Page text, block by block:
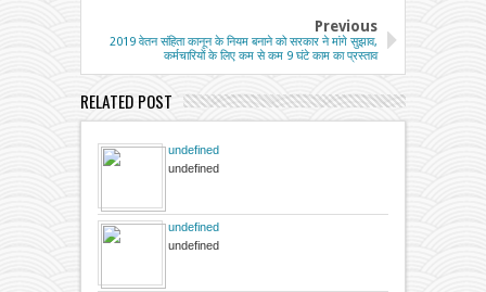
Previous
2019 वेतन संहिता कानून के नियम बनाने को सरकार ने मांगे सुझाव,
कर्मचारियों के लिए कम से कम 9 घंटे काम का प्रस्ताव
RELATED POST
undefined
undefined
undefined
undefined